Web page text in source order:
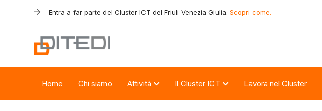
navigation
Entra a far parte del Cluster ICT del Friuli Venezia Giulia. Scopri come.
Home Chi siamo Attività Il Cluster ICT Lavora nel Cluster